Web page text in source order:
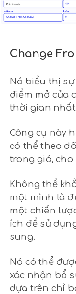
Change
Nó biểu thị
điểm mở cửa
thời gian
Công cụ này
có thể theo
trong giá, cho
Không thể
một mình là
một chiến
ích để sử
sung.
Nó có thể
xác nhận bổ
dựa trên chỉ